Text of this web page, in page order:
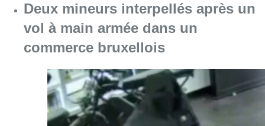
Deux mineurs interpellés après un
vol à main armée dans un
commerce bruxellois